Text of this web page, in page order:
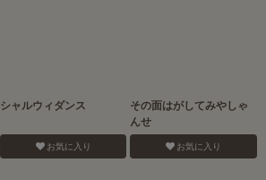
シャルウィダンス
お気に入り
その面はがしてみやしゃ
んせ
お気に入り